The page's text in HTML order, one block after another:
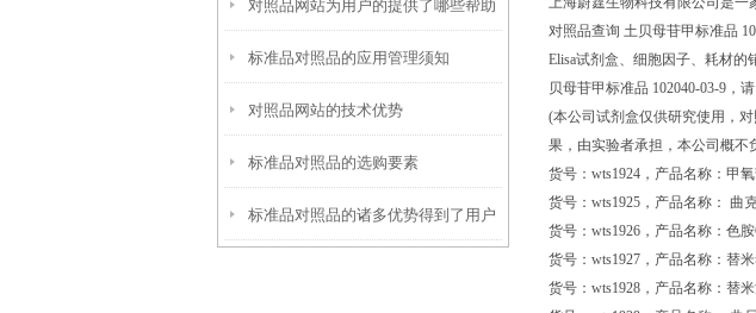
对照品网站为用户的提供了哪些帮助
标准品对照品的应用管理须知
对照品网站的技术优势
标准品对照品的选购要素
标准品对照品的诸多优势得到了用户
对照品查询 土贝母苷甲标准品
Elisa试剂盒、细胞因子、耗材
贝母苷甲标准品 102040-03-9，
(本公司试剂盒仅供研究使用，
果，由实验者承担，本公司概不
货号：wts1924，产品名称：甲
货号：wts1925，产品名称： 曲
货号：wts1926，产品名称：色
货号：wts1927，产品名称：替
货号：wts1928，产品名称：替